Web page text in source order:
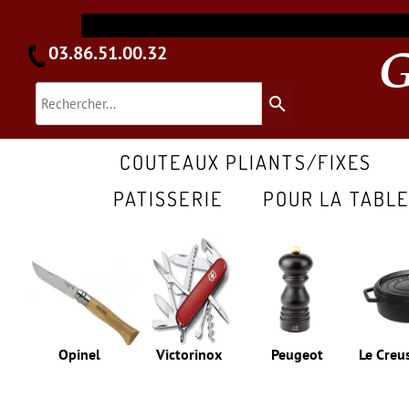
search
Peugeot Le
Victorinox
Opinel
COUTEAUX PLIANTS/FIXES
PATISSERIE
POUR LA TABLE
03.86.51.00.32